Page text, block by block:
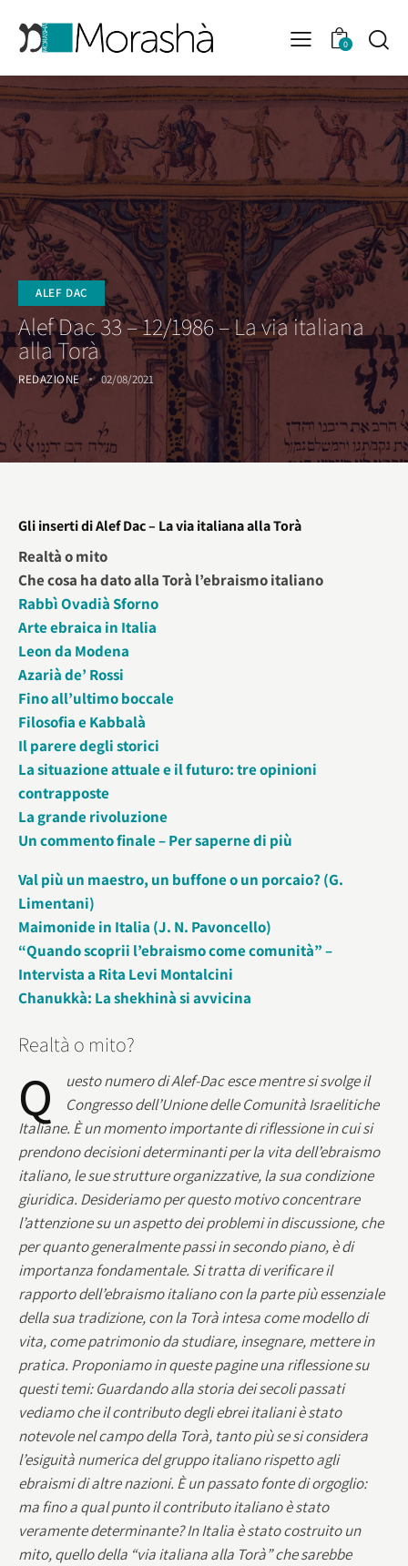
0
ALEF DAC
Alef Dac 33 – 12/1986 – La via italiana
alla Torà
REDAZIONE 02/08/2021
Gli inserti di Alef Dac – La via italiana alla Torà
Realtà o mito
Che cosa ha dato alla Torà l’ebraismo italiano
Rabbì Ovadià Sforno
Arte ebraica in Italia
Leon da Modena
Azarià de’ Rossi
Fino all’ultimo boccale
Filosofia e Kabbalà
Il parere degli storici
La situazione attuale e il futuro: tre opinioni
contrapposte
La grande rivoluzione
Un commento finale – Per saperne di più
Val più un maestro, un buffone o un porcaio? (G.
Limentani)
Maimonide in Italia (J. N. Pavoncello)
“Quando scoprii l’ebraismo come comunità” –
Intervista a Rita Levi Montalcini
Chanukkà: La shekhinà si avvicina
Realtà o mito?
Q
uesto numero di Alef-Dac esce mentre si svolge il
Congresso dell’Unione delle Comunità Israelitiche
Italiane. È un momento importante di riflessione in cui si
prendono decisioni determinanti per la vita dell’ebraismo
italiano, le sue strutture organizzative, la sua condizione
giuridica. Desideriamo per questo motivo concentrare
l’attenzione su un aspetto dei problemi in discussione, che
per quanto generalmente passi in secondo piano, è di
importanza fondamentale. Si tratta di verificare il
rapporto dell’ebraismo italiano con la parte più essenziale
della sua tradizione, con la Torà intesa come modello di
vita, come patrimonio da studiare, insegnare, mettere in
pratica. Proponiamo in queste pagine una riflessione su
questi temi: Guardando alla storia dei secoli passati
vediamo che il contributo degli ebrei italiani è stato
notevole nel campo della Torà, tanto più se si considera
l’esiguità numerica del gruppo italiano rispetto agli
ebraismi di altre nazioni. È un passato fonte di orgoglio:
ma fino a qual punto il contributo italiano è stato
veramente determinante? In Italia è stato costruito un
mito, quello della “via italiana alla Torà” che sarebbe